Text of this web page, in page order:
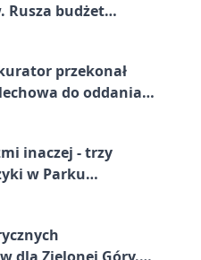
Rusza budżet
przekonał
do oddania
inaczej - trzy
w Parku
dla Zielonej Góry.